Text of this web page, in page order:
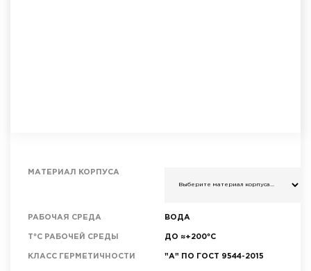
МАТЕРИАЛ КОРПУСА
РАБОЧАЯ СРЕДА ВОДА
T°C РАБОЧЕЙ СРЕДЫ ДО ≈+200°C
КЛАСС ГЕРМЕТИЧНОСТИ "А" ПО ГОСТ 9544-2015